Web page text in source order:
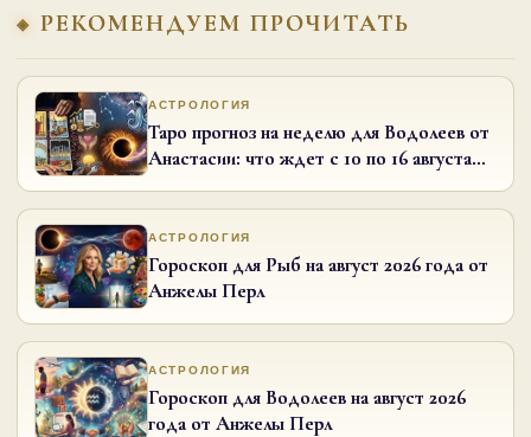
РЕКОМЕНДУЕМ ПРОЧИТАТЬ
АСТРОЛОГИЯ
Таро прогноз на неделю для Водолеев от
Анастасии: что ждет с 10 по 16 августа
АСТРОЛОГИЯ
Гороскоп для Рыб на август 2026 года от
Анжелы Перл
АСТРОЛОГИЯ
Гороскоп для Водолеев на август 2026
года от Анжелы Перл